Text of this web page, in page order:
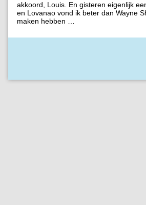
akkoord, Louis. En gisteren eigenlijk
en Lovanao vond ik beter dan Wayne
maken hebben …